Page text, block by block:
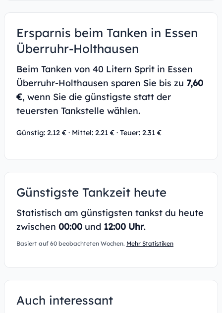
Ersparnis beim Tanken in Essen
Überruhr-Holthausen
Beim Tanken von 40 Litern Sprit in Essen
Überruhr-Holthausen sparen Sie bis zu 7,60
€, wenn Sie die günstigste statt der
teuersten Tankstelle wählen.
Günstig: 2.12 € · Mittel: 2.21 € · Teuer: 2.31 €
Günstigste Tankzeit heute
Statistisch am günstigsten tankst du heute
zwischen 00:00 und 12:00 Uhr.
Basiert auf 60 beobachteten Wochen. Mehr Statistiken
Auch interessant